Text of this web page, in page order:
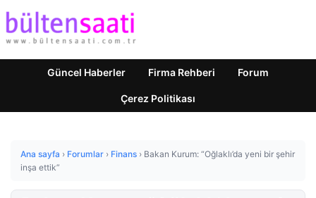
Güncel Haberler Firma Rehberi Forum
Çerez Politikası
Ana sayfa › Forumlar › Finans › Bakan Kurum: “Oğlaklı’da yeni bir şehir
inşa ettik”